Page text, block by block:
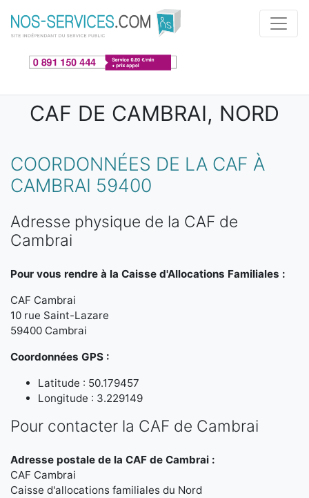
Aller au contenu principal
CAF DE CAMBRAI, NORD
COORDONNÉES DE LA CAF À
CAMBRAI 59400
Adresse physique de la CAF de
Cambrai
Pour vous rendre à la Caisse d'Allocations Familiales :
CAF Cambrai
10 rue Saint-Lazare
59400 Cambrai
Coordonnées GPS :
Latitude : 50.179457
Longitude : 3.229149
Pour contacter la CAF de Cambrai
Adresse postale de la CAF de Cambrai :
CAF Cambrai
Caisse d'allocations familiales du Nord